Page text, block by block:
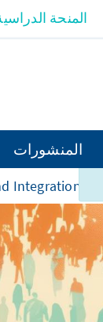
المنحة
المنشورات
Integration